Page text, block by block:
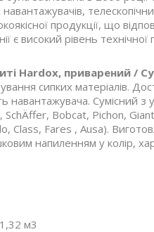
продукції, що
є високий рівень
Hardox, приварений /
сипких матеріалів.
навантажувача. Сумісний з
Bobcat, Pichon,
Class, Fares , Ausa).
напиленням у колір,
м3